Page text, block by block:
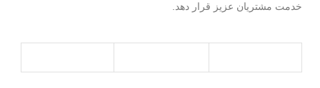
خدمت مشتریان عزیز قرار دهد.